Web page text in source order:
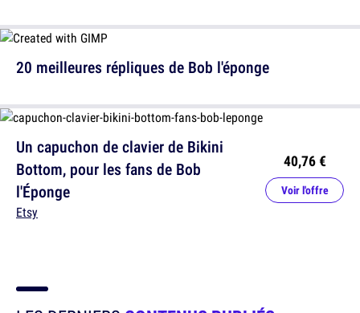
20 meilleures répliques de Bob l'éponge
Un capuchon de clavier de Bikini
Bottom, pour les fans de Bob
l'Éponge
Etsy
40,76 €
Voir l'offre